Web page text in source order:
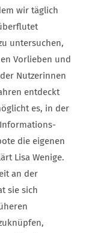
wir täglich
untersuchen,
Vorlieben und
Nutzerinnen
entdeckt
es, in der
die eigenen
Lisa Wenige.
an der
sie sich